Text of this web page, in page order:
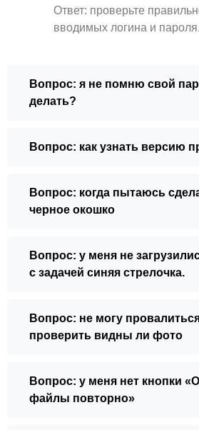
Ответ: проверьте
вводимых логина и пароля.
Вопрос: я не помню свой
делать?
Вопрос: как узнать версию
Вопрос: когда пытаюсь
черное окошко
Вопрос: у меня не
с задачей синяя стрелочка.
Вопрос: не могу
проверить видны ли фото
Вопрос: у меня нет кнопки
файлы повторно»